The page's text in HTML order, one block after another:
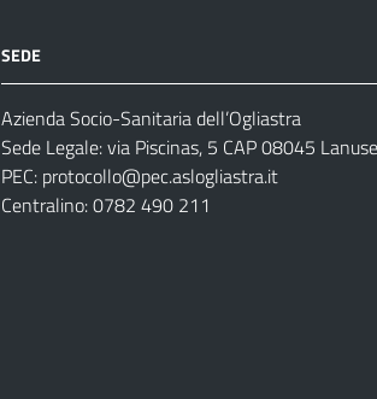
SEDE
Azienda Socio-Sanitaria dell’Ogliastra
Sede Legale: via Piscinas, 5 CAP 08045
PEC: protocollo@pec.aslogliastra.it
Centralino: 0782 490 211